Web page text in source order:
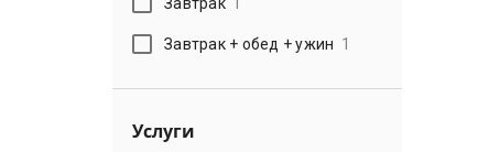
Завтрак + обед + ужин 1
Услуги